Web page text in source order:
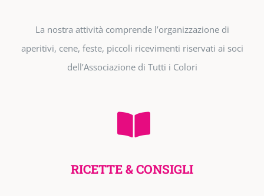
La nostra attività comprende l’organizzazione di
aperitivi, cene, feste, piccoli ricevimenti riservati ai soci
dell’Associazione di Tutti i Colori
RICETTE & CONSIGLI